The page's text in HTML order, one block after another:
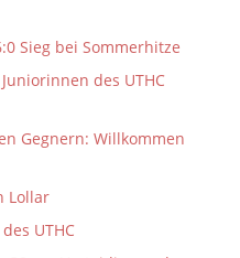
Sieg bei Sommerhitze
des UTHC
Gegnern: Willkommen
Lollar
UTHC